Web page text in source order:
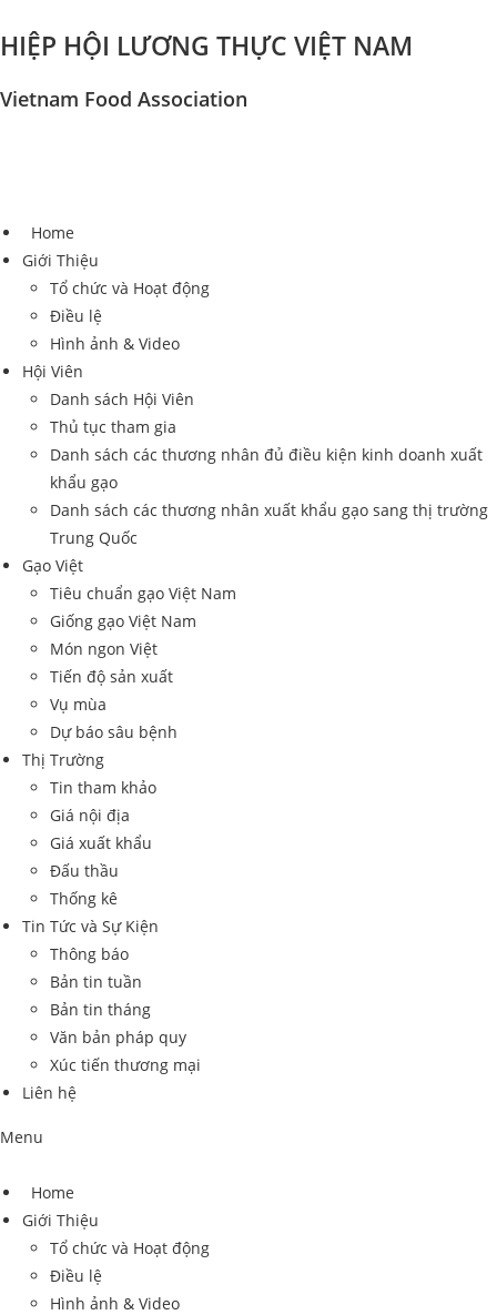
to
HIỆP HỘI LƯƠNG THỰC VIỆT NAM
Vietnam Food Association
Home
Giới Thiệu
Tổ chức và Hoạt động
Điều lệ
Hình ảnh & Video
Hội Viên
Danh sách Hội Viên
Thủ tục tham gia
Danh sách các thương nhân đủ điều kiện kinh doanh xuất
khẩu gạo
Danh sách các thương nhân xuất khẩu gạo sang thị trường
Trung Quốc
Gạo Việt
Tiêu chuẩn gạo Việt Nam
Giống gạo Việt Nam
Món ngon Việt
Tiến độ sản xuất
Vụ mùa
Dự báo sâu bệnh
Thị Trường
Tin tham khảo
Giá nội địa
Giá xuất khẩu
Đấu thầu
Thống kê
Tin Tức và Sự Kiện
Thông báo
Bản tin tuần
Bản tin tháng
Văn bản pháp quy
Xúc tiến thương mại
Liên hệ
Menu
Home
Giới Thiệu
Tổ chức và Hoạt động
Điều lệ
Hình ảnh & Video